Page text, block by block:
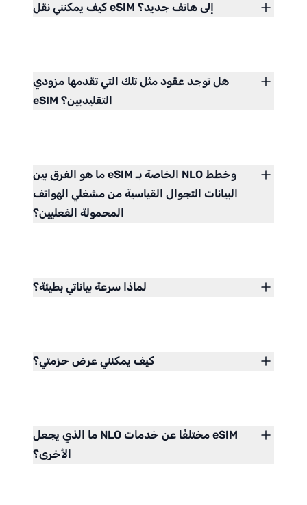
كيف يمكنني نقل eSIM إلى هاتف جديد؟
هل توجد عقود مثل تلك التي تقدمها مزودي
eSIM التقليديين؟
ما هو الفرق بين eSIM الخاصة بـ NLO وخطط
البيانات التجوال القياسية من مشغلي الهواتف
المحمولة الفعليين؟
لماذا سرعة بياناتي بطيئة؟
كيف يمكنني عرض حزمتي؟
ما الذي يجعل NLO مختلفًا عن خدمات eSIM
الأخرى؟